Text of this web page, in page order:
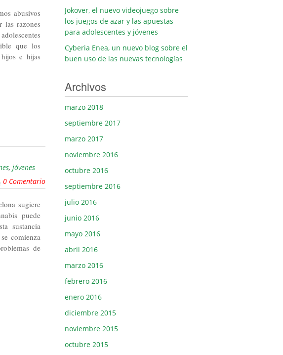
abusivos
las razones
que los
e hijas
, jóvenes
0 Comentario
sugiere
puede
sustancia
comienza
de
Jokover, el nuevo videojuego sobre
los juegos de azar y las apuestas
para adolescentes y jóvenes
Cyberia Enea, un nuevo blog sobre el
buen uso de las nuevas tecnologías
Archivos
marzo 2018
septiembre 2017
marzo 2017
noviembre 2016
octubre 2016
septiembre 2016
julio 2016
junio 2016
mayo 2016
abril 2016
marzo 2016
febrero 2016
enero 2016
diciembre 2015
noviembre 2015
octubre 2015